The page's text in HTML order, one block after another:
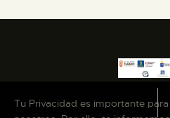
Tu Privacidad es importante para